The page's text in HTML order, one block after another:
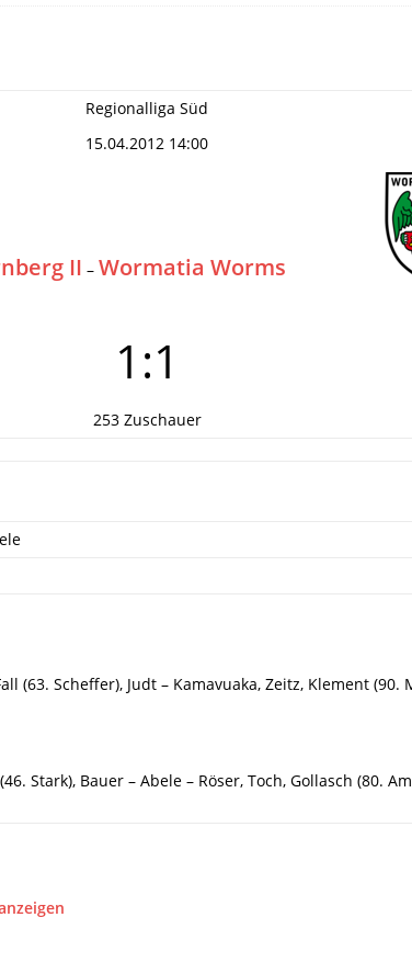
Regionalliga Süd
15.04.2012 14:00
II – Wormatia Worms
1:1
253 Zuschauer
(63. Scheffer), Judt – Kamavuaka, Zeitz, Klement
Stark), Bauer – Abele – Röser, Toch, Gollasch (80.